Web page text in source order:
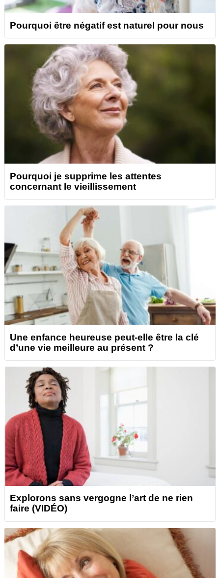
Pourquoi être négatif est naturel pour nous
Pourquoi je supprime les attentes
concernant le vieillissement
Une enfance heureuse peut-elle être la clé
d’une vie meilleure au présent ?
Explorons sans vergogne l’art de ne rien
faire (VIDÉO)